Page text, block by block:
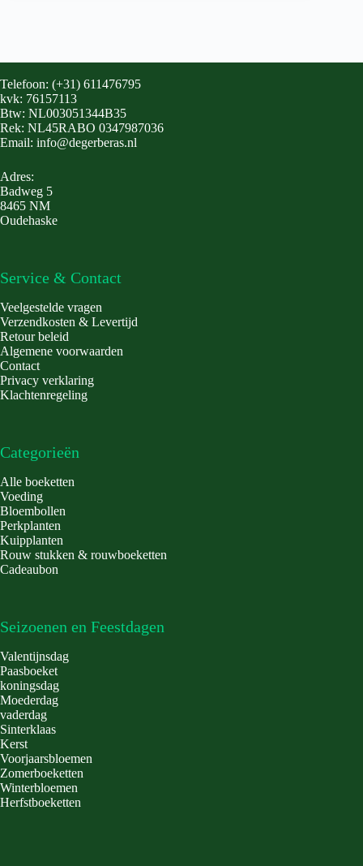
Telefoon: (+31) 611476795
kvk: 76157113
Btw: NL003051344B35
Rek: NL45RABO 0347987036
Email: info@degerberas.nl
Adres:
Badweg 5
8465 NM
Oudehaske
Service & Contact
Veelgestelde vragen
Verzendkosten & Levertijd
Retour beleid
Algemene voorwaarden
Contact
Privacy verklaring
Klachtenregeling
Categorieën
Alle boeketten
Voeding
Bloembollen
Perkplanten
Kuipplanten
Rouw stukken & rouwboeketten
Cadeaubon
Seizoenen en Feestdagen
Valentijnsdag
Paasboeket
koningsdag
Moederdag
vaderdag
Sinterklaas
Kerst
Voorjaarsbloemen
Zomerboeketten
Winterbloemen
Herfstboeketten